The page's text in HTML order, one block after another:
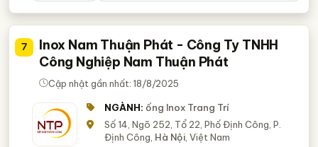
7
Inox Nam Thuận Phát - Công Ty TNHH
Công Nghiệp Nam Thuận Phát
Cập nhật gần nhất: 18/8/2025
NGÀNH: ống Inox Trang Trí
Số 14, Ngõ 252, Tổ 22, Phố Định Công, P.
Định Công, Hà Nội , Việt Nam